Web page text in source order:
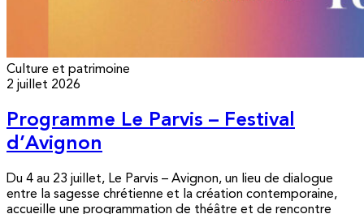
Culture et patrimoine
2 juillet 2026
Programme Le Parvis – Festival
d’Avignon
Du 4 au 23 juillet, Le Parvis – Avignon, un lieu de dialogue
entre la sagesse chrétienne et la création contemporaine,
accueille une programmation de théâtre et de rencontre